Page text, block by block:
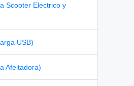
Scooter Electrico y
USB)
Afeitadora)